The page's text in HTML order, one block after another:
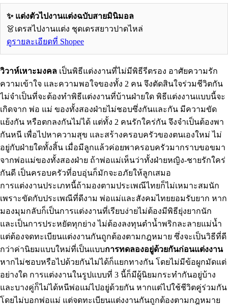
✨ แต่งตัวไปงานแต่งฉบับสายมินิมอล
👗เดรสไปงานแต่ง ชุดเดรสยาวปาดไหล่
ดูรายละเอียดที่ Shopee
วิวาห์เหาะมงคล เป็นพิธีแต่งงานที่ไม่มีพิธีรีตรอง อาศัยความรัก
ความเข้าใจ และความพอใจของทั้ง 2 คน จึงตัดสินใจร่วมชีวิตกัน
ไม่จำเป็นที่จะต้องทำพิธีแต่งงานที่บ้านฝ่ายใด พิธีแต่งงานแบบนี้จะ
เกิดจาก พ่อ แม่ ของทั้งสองฝ่ายไม่ชอบซึ่งกันและกัน มีความขัด
แย้งกัน หรือตกลงกันไม่ได้ แต่ทั้ง 2 คนรักใคร่กัน จึงจำเป็นต้องพา
กันหนี เพื่อไปหาความสุข และสร้างครอบครัวของตนเองใหม่ ไม่
อยู่กับฝ่ายใดทั้งสิ้น เมื่อมีลูกแล้วค่อยพาครอบครัวมากราบขอขมา
จากพ่อแม่ของทั้งสองฝ่าย ถ้าพ่อแม่เห็นว่าทั้งฝ่ายหญิง-ชายรักใคร่
กันดี เป็นครอบครัวที่อบอุ่นก็มักจะอภัยให้ลูกเสมอ
การแต่งงานประเภทนี้ถ้ามองตามประเพณีไทยก็ไม่เหมาะสมนัก
เพราะขัดกับประเพณีที่ดีงาม พ่อแม่และสังคมไทยยอมรับยาก หาก
มองมุมกลับก็เป็นการแต่งงานที่เรียบง่ายไม่ต้องมีพิธียุ่งยากนัก
และเป็นการประหยัดทุกย่าง ไม่ต้องลงทุนตำน้ำพริกละลายแม่น้ำ
แต่ต้องจดทะเบียนแต่งงานกันถูกต้องตามกฎหมาย ซึ่งจะเป็นวิธีที่ดี
กว่าค่านิยมแบบใหม่ที่เป็นแบบการทดลองอยู่ด้วยกันก่อนแต่งงาน
หากไม่ชอบหรือไปด้วยกันไม่ได้ก็แยกทางกัน โดยไม่มีข้อผูกมัดแต่
อย่างใด การแต่งงานในรูปแบบที่ 3 นี้ก็มีผู้นิยมกระทำกันอยู่บ้าง
และบางคู่ก็ไม่ได้หนีพ่อแม่ไปอยู่ด้วยกัน หากแต่ไปใช้ชีวิตคู่ร่วมกัน
โดยไม่บอกพ่อแม่ แต่จดทะเบียนแต่งงานกันถูกต้องตามกฎหมาย